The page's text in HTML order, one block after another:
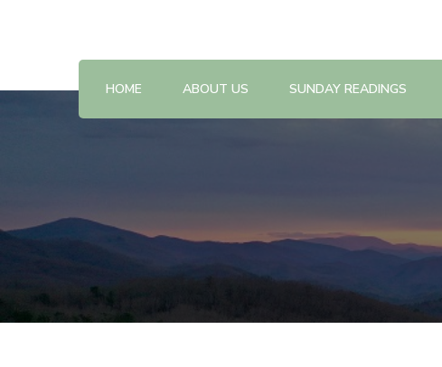
Sunday Scripture Online
HOME ABOUT US SUNDAY READINGS